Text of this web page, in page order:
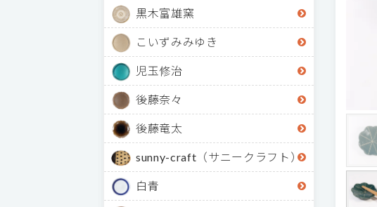
黒木富雄窯
こいずみみゆき
児玉修治
後藤奈々
後藤竜太
sunny-craft（サニークラフト）
白青